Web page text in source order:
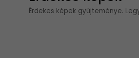
Érdekes képek gyűjteménye.